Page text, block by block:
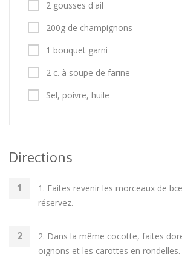
2 gousses d'ail
200g de champignons
1 bouquet garni
2 c. à soupe de farine
Sel, poivre, huile
Directions
1. Faites revenir les morceaux de
réservez.
2. Dans la même cocotte, faites
oignons et les carottes en rondelles.